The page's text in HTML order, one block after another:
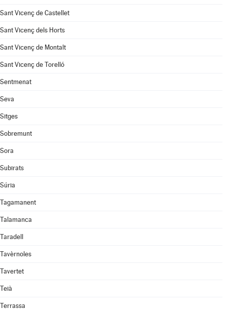
Sant Vicenç de Castellet
Sant Vicenç dels Horts
Sant Vicenç de Montalt
Sant Vicenç de Torelló
Sentmenat
Seva
Sitges
Sobremunt
Sora
Subirats
Súria
Tagamanent
Talamanca
Taradell
Tavèrnoles
Tavertet
Teià
Terrassa